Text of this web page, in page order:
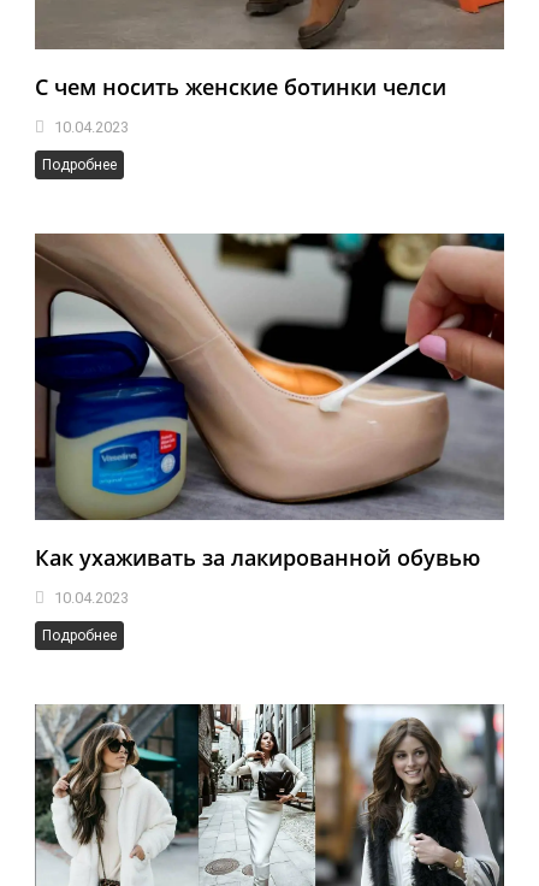
С чем носить женские ботинки челси
10.04.2023
Подробнее
Как ухаживать за лакированной обувью
10.04.2023
Подробнее